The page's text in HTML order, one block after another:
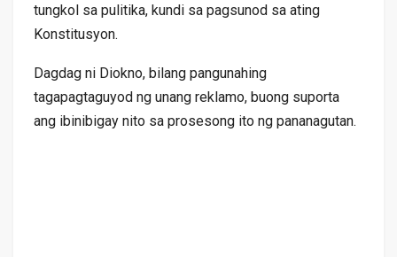
tungkol sa pulitika, kundi sa pagsunod sa ating
Konstitusyon.
Dagdag ni Diokno, bilang pangunahing
tagapagtaguyod ng unang reklamo, buong suporta
ang ibinibigay nito sa prosesong ito ng pananagutan.